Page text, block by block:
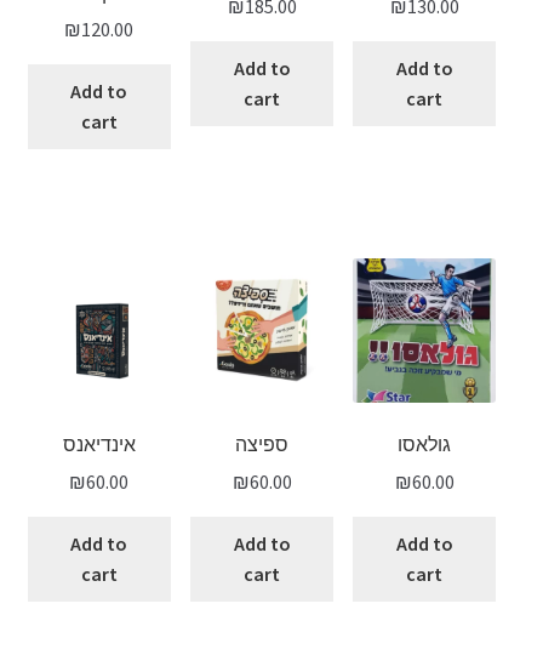
₪130.00
Add to
cart
₪185.00
Add to
cart
₪120.00
Add to
cart
גולאסו
₪60.00
Add to
cart
ספיצה
₪60.00
Add to
cart
אינדיאנס
₪60.00
Add to
cart